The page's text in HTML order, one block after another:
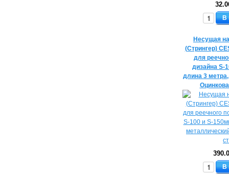
В
Несущая
(Стрингер)
для
дизайна S-
длина 3
В